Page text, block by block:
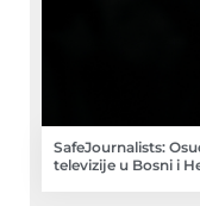
SafeJournalists:
televizije u Bosni i